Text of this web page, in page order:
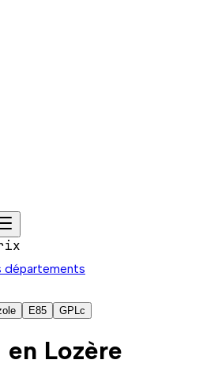
départements
E85 GPLc
en Lozère